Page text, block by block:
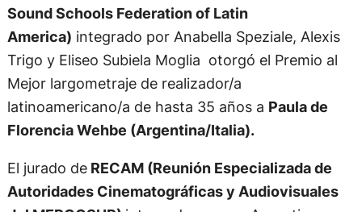
Sound Schools Federation of Latin
America) integrado por Anabella Speziale, Alexis
Trigo y Eliseo Subiela Moglia otorgó el Premio al
Mejor largometraje de realizador/a
latinoamericano/a de hasta 35 años a Paula de
Florencia Wehbe (Argentina/Italia).
El jurado deRECAM (Reunión Especializada de
Autoridades Cinematográficas y Audiovisuales